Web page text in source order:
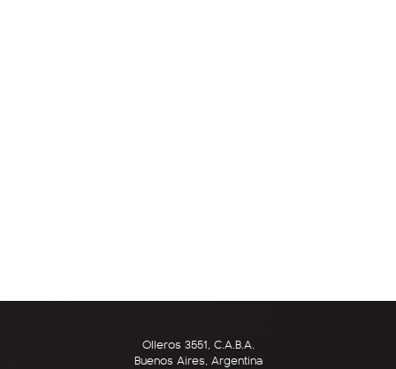
Olleros 3551, C.A.B.A.
Buenos Aires, Argentina